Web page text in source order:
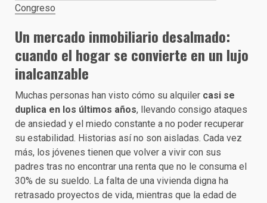
Congreso
Un mercado inmobiliario desalmado:
cuando el hogar se convierte en un lujo
inalcanzable
Muchas personas han visto cómo su alquiler casi se
duplica en los últimos años, llevando consigo ataques
de ansiedad y el miedo constante a no poder recuperar
su estabilidad. Historias así no son aisladas. Cada vez
más, los jóvenes tienen que volver a vivir con sus
padres tras no encontrar una renta que no le consuma el
30% de su sueldo. La falta de una vivienda digna ha
retrasado proyectos de vida, mientras que la edad de